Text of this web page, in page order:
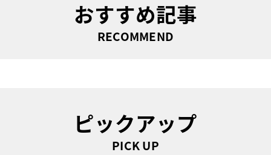
おすすめ記事
RECOMMEND
ピックアップ
PICK UP